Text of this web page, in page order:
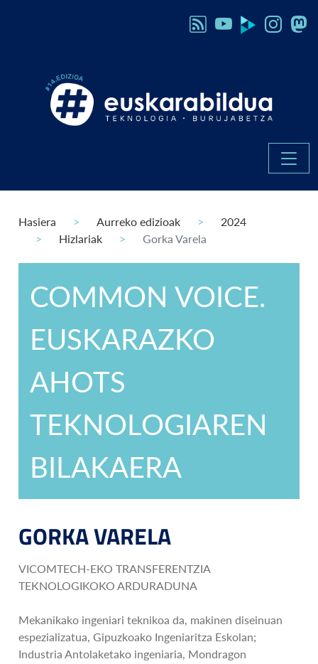
Hasiera Aurreko edizioak
2024
Hizlariak
Gorka Varela
COMMON VOICE.
EUSKARAZKO
AHOTS
TEKNOLOGIAREN
BILAKAERA
GORKA VARELA
VICOMTECH-EKO TRANSFERENTZIA
TEKNOLOGIKOKO ARDURADUNA
Mekanikako ingeniari teknikoa da, makinen diseinuan
espezializatua, Gipuzkoako Ingeniaritza Eskolan;
Industria Antolaketako ingeniaria, Mondragon